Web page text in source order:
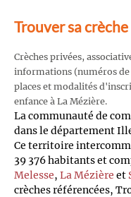
Trouver sa
Crèches privées,
informations (numéros
places et modalités
enfance à La Mézière.
La communauté de
dans le département
Ce territoire
39 376 habitants et
Melesse, La Mézière et
crèches référencées,